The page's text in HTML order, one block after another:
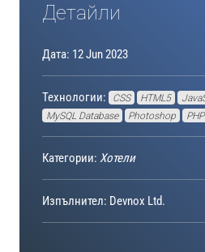
Детайли
Дата: 12 Jun 2023
Технологии: CSS HTML5
MySQL Database
Photoshop PHP
Категории: Хотели
Изпълнител: Devnox Ltd.